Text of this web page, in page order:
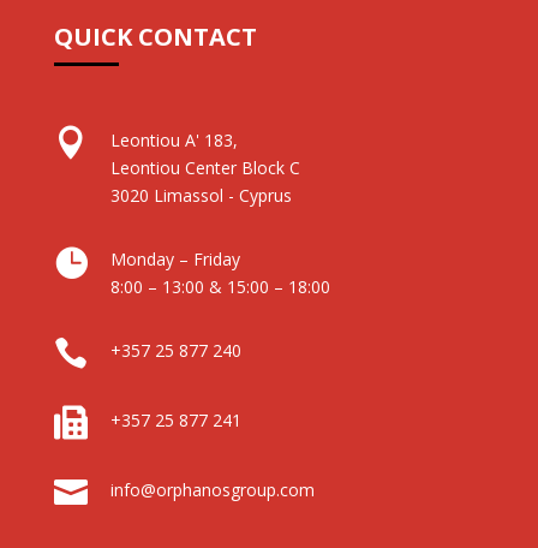
QUICK CONTACT

Leontiou A' 183,
Leontiou Center Block C
3020 Limassol - Cyprus

Monday – Friday
8:00 – 13:00 & 15:00 – 18:00
 +357 25 877 240
 +357 25 877 241
 info@orphanosgroup.com